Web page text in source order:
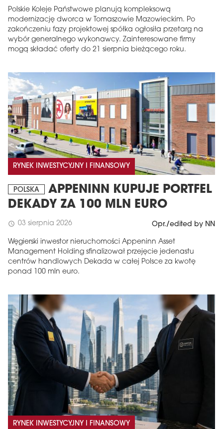
Polskie Koleje Państwowe planują kompleksową
modernizację dworca w Tomaszowie Mazowieckim. Po
zakończeniu fazy projektowej spółka ogłosiła przetarg na
wybór generalnego wykonawcy. Zainteresowane firmy
mogą składać oferty do 21 sierpnia bieżącego roku.
RYNEK INWESTYCYJNY I FINANSOWY
POLSKA
APPENINN KUPUJE PORTFEL
DEKADY ZA 100 MLN EURO
schedule 03 sierpnia 2026 Opr./edited by NN
Węgierski inwestor nieruchomości Appeninn Asset
Management Holding sfinalizował przejęcie jedenastu
centrów handlowych Dekada w całej Polsce za kwotę
ponad 100 mln euro.
RYNEK INWESTYCYJNY I FINANSOWY